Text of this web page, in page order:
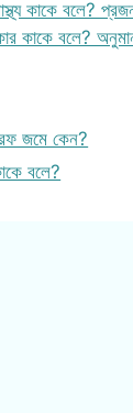
কাকে বলে?
কাকে বলে?
জমে কেন?
বলে?